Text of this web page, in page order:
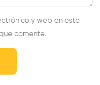
y web en este
comente.